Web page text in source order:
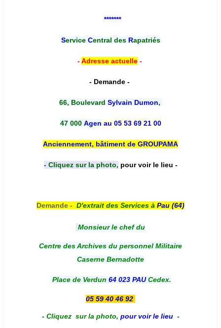
*******
Service Central desRapatriés
-Adresse actuelle-
- Demande -
66, Boulevard Sylvain Dumon,
47 000 Agen au 05 53 69 21 00
Anciennement, bâtiment de GROUPAMA
- Cliquez sur la photo, pour voir le lieu -
Demande - D'extrait des Services à Pau (64)
Monsieur le chef du
Centre des Archives du personnel Militaire
Caserne Bernadotte
Place de Verdun 64 023 PAUCedex.
05 59 40 46 92
- Cliquez sur la photo, pour voir le lieu -